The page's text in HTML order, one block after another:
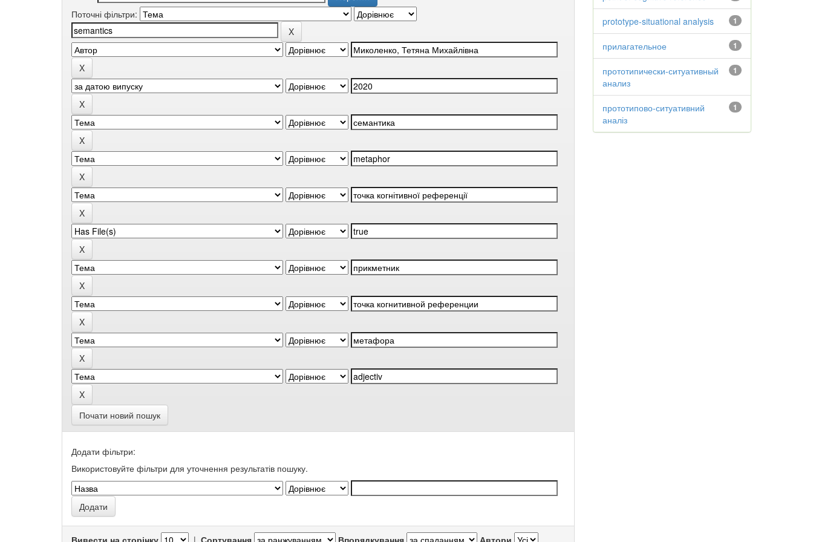
Поточні фільтри:
Почати новий пошук
Додати фільтри:
Використовуйте фільтри для уточнення результатів пошуку.
Вивести на сторінку | Сортування Впорядкування Автори
1
prototype-situational analysis
1
прилагательное
1
прототипически-ситуативный
анализ
1
прототипово-ситуативний
аналіз